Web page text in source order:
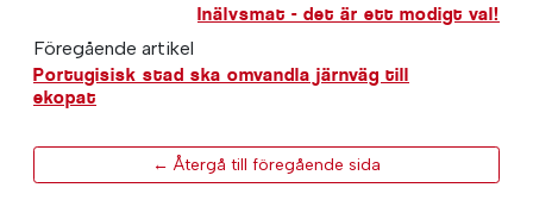
Inälvsmat - det är ett modigt val!
Föregående artikel
Portugisisk stad ska omvandla järnväg till
ekopat
← Återgå till föregående sida